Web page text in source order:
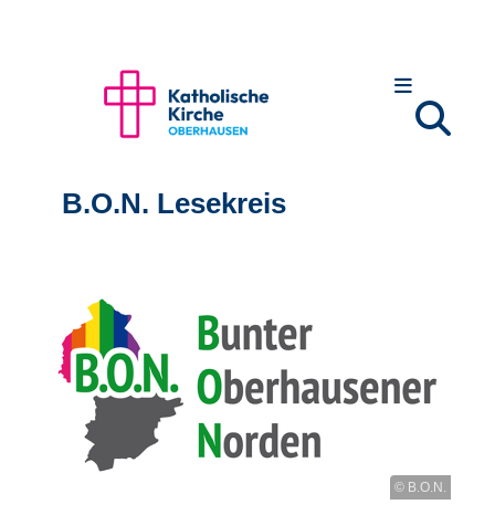
B.O.N. Lesekreis
© B.O.N.